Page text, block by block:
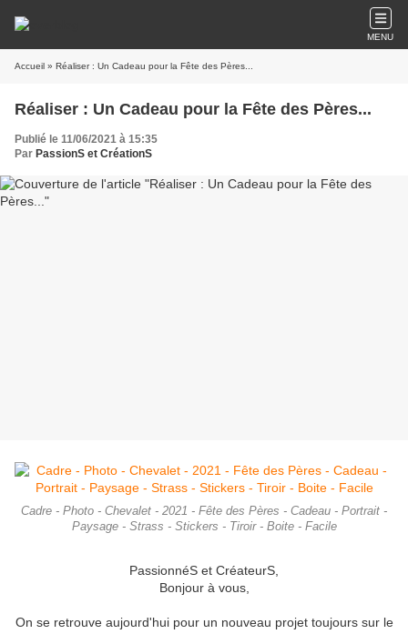
MENU
Accueil » Réaliser : Un Cadeau pour la Fête des Pères...
Réaliser : Un Cadeau pour la Fête des Pères...
Publié le 11/06/2021 à 15:35
Par PassionS et CréationS
Cadre - Photo - Chevalet - 2021 - Fête des Pères - Cadeau - Portrait -
Paysage - Strass - Stickers - Tiroir - Boite - Facile
PassionnéS et CréateurS,
Bonjour à vous,
On se retrouve aujourd'hui pour un nouveau projet toujours sur le